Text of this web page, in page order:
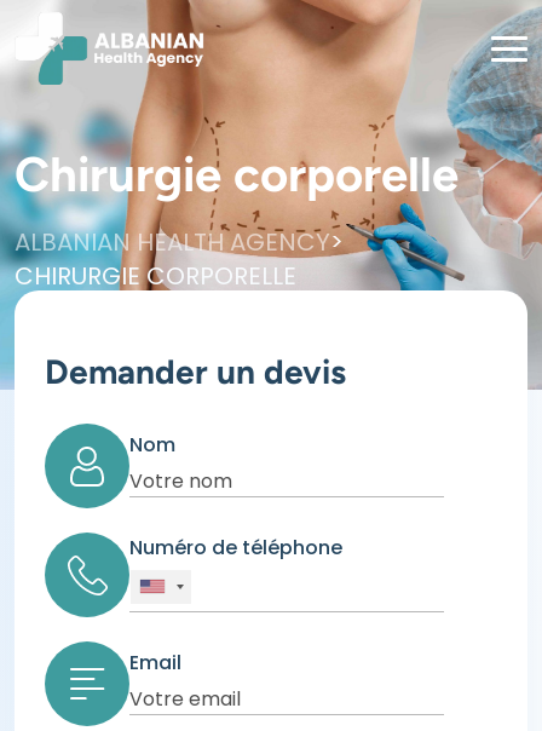
Chirurgie corporelle
ALBANIAN HEALTH AGENCY>
CHIRURGIE CORPORELLE
Demander un devis
Nom
Numéro de téléphone
Email